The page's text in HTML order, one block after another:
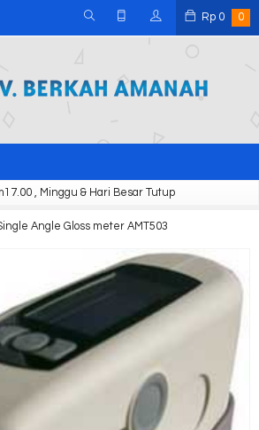
Rp 0 0
, Minggu & Hari Besar Tutup
Angle Gloss meter AMT503